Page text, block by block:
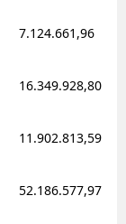
7.124.661,96
16.349.928,80
11.902.813,59
52.186.577,97